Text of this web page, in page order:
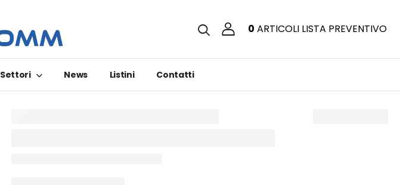
0 ARTICOLI LISTA PREVENTIVO
Settori News Listini Contatti